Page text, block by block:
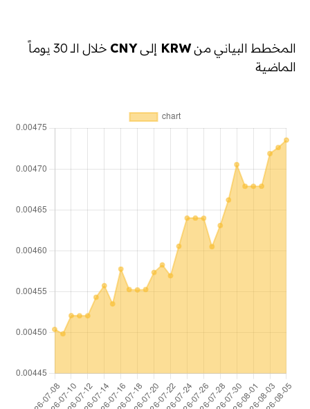
المخطط البياني منKRW إلىCNY
خلال الـ 30 يوماً
الماضية